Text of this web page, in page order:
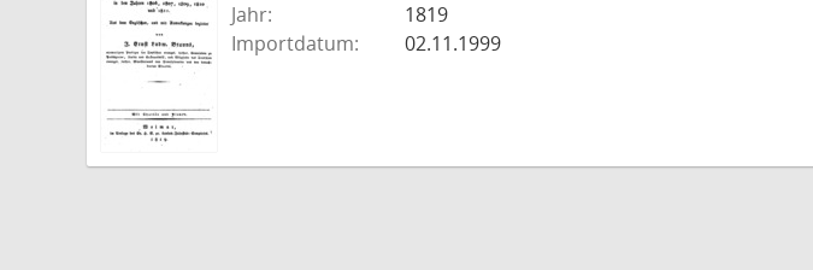
Jahr:
1819
Importdatum:
02.11.1999